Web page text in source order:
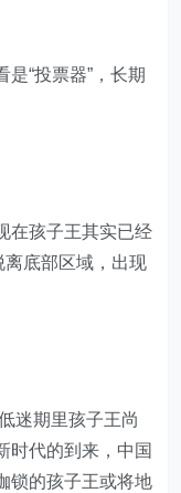
是“投票器”，长期
在孩子王其实已经
离底部区域，出现
迷期里孩子王尚
时代的到来，中国
锁的孩子王或将地